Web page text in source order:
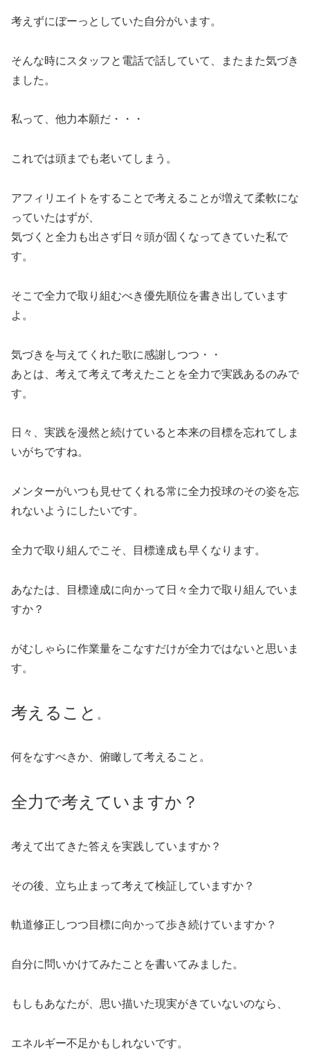
考えずにぼーっとしていた自分がいます。
そんな時にスタッフと電話で話していて、またまた気づき
ました。
私って、他力本願だ・・・
これでは頭までも老いてしまう。
アフィリエイトをすることで考えることが増えて柔軟にな
っていたはずが、
気づくと全力も出さず日々頭が固くなってきていた私で
す。
そこで全力で取り組むべき優先順位を書き出しています
よ。
気づきを与えてくれた歌に感謝しつつ・・
あとは、考えて考えて考えたことを全力で実践あるのみで
す。
日々、実践を漫然と続けていると本来の目標を忘れてしま
いがちですね。
メンターがいつも見せてくれる常に全力投球のその姿を忘
れないようにしたいです。
全力で取り組んでこそ、目標達成も早くなります。
あなたは、目標達成に向かって日々全力で取り組んでいま
すか？
がむしゃらに作業量をこなすだけが全力ではないと思いま
す。
考えること 。
何をなすべきか、俯瞰して考えること。
全力で考えていますか？
考えて出てきた答えを実践していますか？
その後、立ち止まって考えて検証していますか？
軌道修正しつつ目標に向かって歩き続けていますか？
自分に問いかけてみたことを書いてみました。
もしもあなたが、思い描いた現実がきていないのなら、
エネルギー不足かもしれないです。